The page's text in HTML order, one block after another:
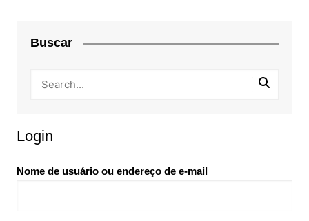
Buscar
Login
Nome de usuário ou endereço de e-mail